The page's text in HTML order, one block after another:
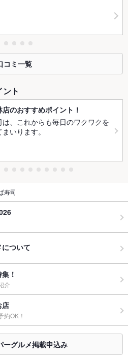
コミ一覧
ト
のおすすめポイント！
は、これからも毎日のワクワクを
いります。
寿司
ついて
！
介
店
約OK！
ーグルメ掲載申込み